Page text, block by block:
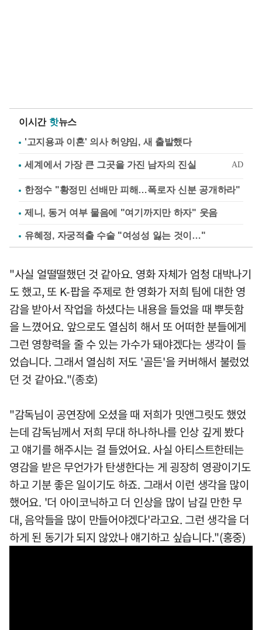
이시간 핫뉴스
'고지용과 이혼' 의사 허양임, 새 출발했다
한정수 "황정민 선배만 피해…폭로자 신분 공개하라"
제니, 동거 여부 물음에 "여기까지만 하자" 웃음
유혜정, 자궁적출 수술 "여성성 잃는 것이…"
"사실 얼떨떨했던 것 같아요. 영화 자체가 엄청 대박나기
도 했고, 또 K-팝을 주제로 한 영화가 저희 팀에 대한 영
감을 받아서 작업을 하셨다는 내용을 들었을 때 뿌듯함
을 느꼈어요. 앞으로도 열심히 해서 또 어떠한 분들에게
그런 영향력을 줄 수 있는 가수가 돼야겠다는 생각이 들
었습니다. 그래서 열심히 저도 '골든'을 커버해서 불렀었
던 것 같아요."(종호)
"감독님이 공연장에 오셨을 때 저희가 밋앤그릿도 했었
는데 감독님께서 저희 무대 하나하나를 인상 깊게 봤다
고 얘기를 해주시는 걸 들었어요. 사실 아티스트한테는
영감을 받은 무언가가 탄생한다는 게 굉장히 영광이기도
하고 기분 좋은 일이기도 하죠. 그래서 이런 생각을 많이
했어요. '더 아이코닉하고 더 인상을 많이 남길 만한 무
대, 음악들을 많이 만들어야겠다'라고요. 그런 생각을 더
하게 된 동기가 되지 않았나 얘기하고 싶습니다."(홍중)